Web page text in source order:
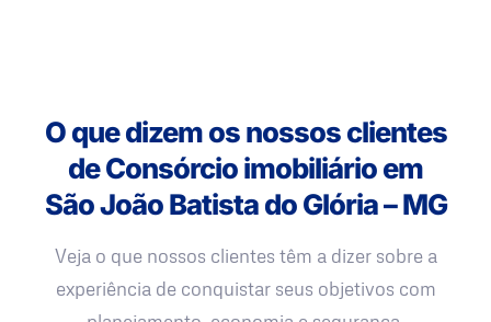
O que dizem os nossos clientes
de Consórcio imobiliário em
São João Batista do Glória – MG
Veja o que nossos clientes têm a dizer sobre a
experiência de conquistar seus objetivos com